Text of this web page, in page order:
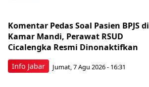
Info Jabar
Komentar Pedas Soal Pasien BPJS di
Kamar Mandi, Perawat RSUD
Cicalengka Resmi Dinonaktifkan
Jumat, 7 Agu 2026 - 16:31